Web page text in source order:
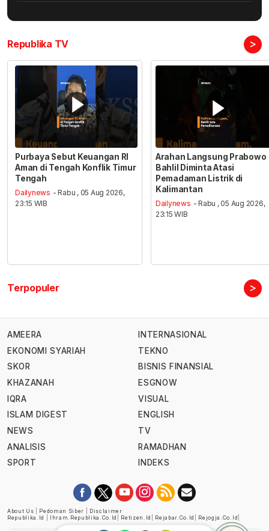
Republika TV >
Purbaya Sebut Keuangan RI
Aman di Tengah Konflik Timur
Tengah
Dailynews - Rabu , 05 Aug 2026,
23:15 WIB
Arahan Langsung Prabowo
Bahlil Diminta Atasi
Pemadaman Listrik di
Kalimantan
Dailynews - Rabu , 05 Aug 2026,
23:15 WIB
Terpopuler >
AMEERA
EKONOMI SYARIAH
SKOR
KHAZANAH
IQRA
ISLAM DIGEST
NEWS
ANALISIS
SPORT
INTERNASIONAL
TEKNO
BISNIS FINANSIAL
ESGNOW
VISUAL
ENGLISH
TV
RAMADHAN
INDEKS
About Us Pedoman Siber
Disclaimer
Republika.id
Ihram.republika.co.id Retizen.id Rejabar.co.id Rejogja.co.id